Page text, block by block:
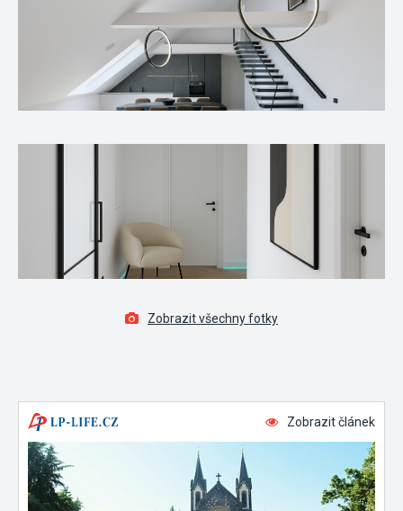
Zobrazit všechny fotky
Zobrazit článek